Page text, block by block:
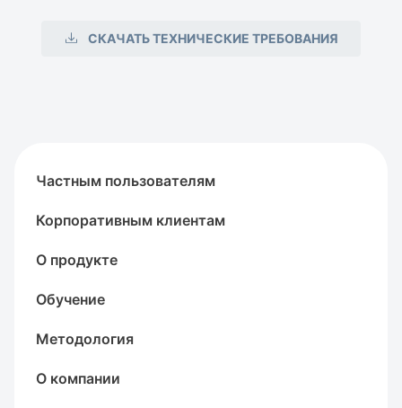
СКАЧАТЬ ТЕХНИЧЕСКИЕ ТРЕБОВАНИЯ
Частным пользователям
Корпоративным клиентам
О продукте
Обучение
Методология
О компании